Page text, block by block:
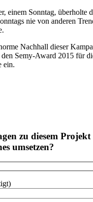
einem Sonntag, überholte
nie von anderen
Nachhall dieser
Semy-Award 2015 für
ein.
zu diesem
umsetzen?